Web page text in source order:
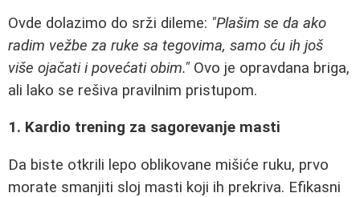
Ovde dolazimo do srži dileme: "Plašim se da ako
radim vežbe za ruke sa tegovima, samo ću ih još
više ojačati i povećati obim." Ovo je opravdana briga,
ali lako se rešiva pravilnim pristupom.
1. Kardio trening za sagorevanje masti
Da biste otkrili lepo oblikovane mišiće ruku, prvo
morate smanjiti sloj masti koji ih prekriva. Efikasni